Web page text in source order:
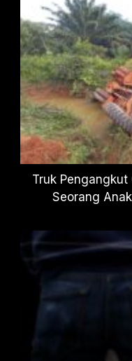
Truk Pengangkut
Seorang